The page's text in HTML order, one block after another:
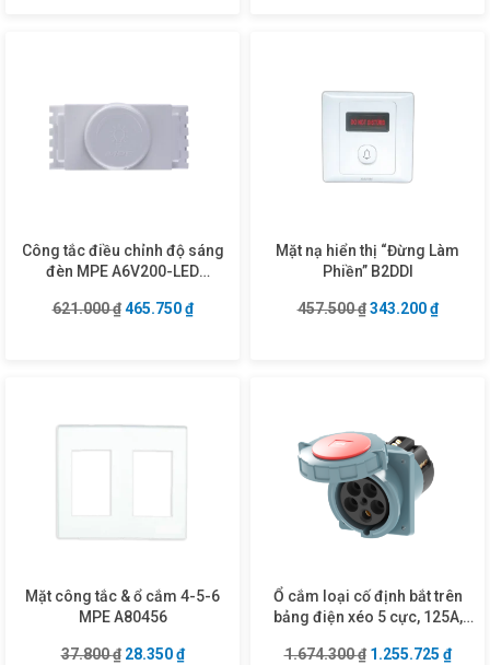
Công tắc điều chỉnh độ sáng
đèn MPE A6V200-LED
621.000₫ Giá gốc là: 621.000 ₫.
465.750₫Giá hiện tại là: 465.750 ₫.
Mặt nạ hiển thị “Đừng Làm
Phiền” B2DDI
457.500₫ Giá gốc là:
343.200₫Giá
Mặt công tắc & ổ cắm 4-5-6
MPE A80456
37.800₫ Giá gốc là: 37.800 ₫.
28.350₫Giá hiện tại là: 28.350 ₫.
Ổ cắm loại cố định bắt trên
bảng điện xéo 5 cực, 125A,
1.674.300₫ Giá gốc là:
1.255.725 ₫Giá